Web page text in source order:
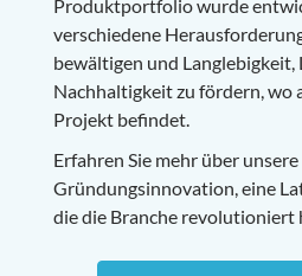
Produktportfolio wurde
verschiedene
bewältigen und Langlebigkeit,
Nachhaltigkeit zu fördern, wo
Projekt befindet.
Erfahren Sie mehr über unsere
Gründungsinnovation, eine
die die Branche revolutioniert